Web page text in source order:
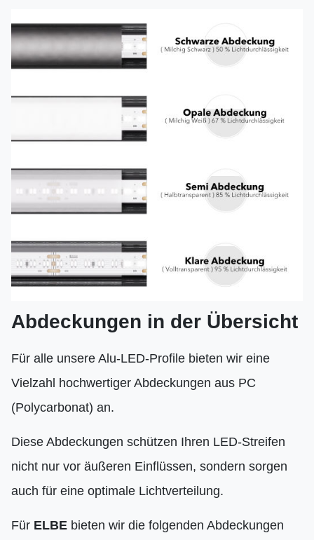
Abdeckungen in der Übersicht
Für alle unsere Alu-LED-Profile bieten wir eine
Vielzahl hochwertiger Abdeckungen aus PC
(Polycarbonat) an.
Diese Abdeckungen schützen Ihren LED-Streifen
nicht nur vor äußeren Einflüssen, sondern sorgen
auch für eine optimale Lichtverteilung.
Für ELBE bieten wir die folgenden Abdeckungen